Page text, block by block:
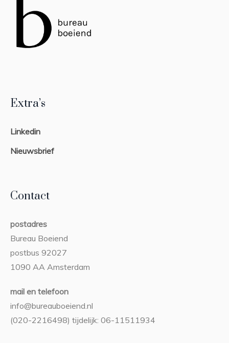
Extra’s
Linkedin
Nieuwsbrief
Contact
postadres
Bureau Boeiend
postbus 92027
1090 AA Amsterdam
mail en telefoon
info@bureauboeiend.nl
(020-2216498) tijdelijk: 06-11511934